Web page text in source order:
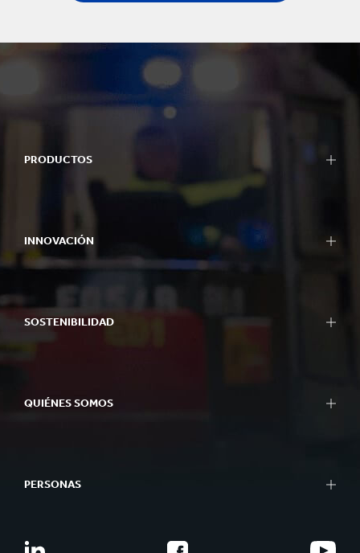
PRODUCTOS
INNOVACIÓN
SOSTENIBILIDAD
QUIÉNES SOMOS
PERSONAS